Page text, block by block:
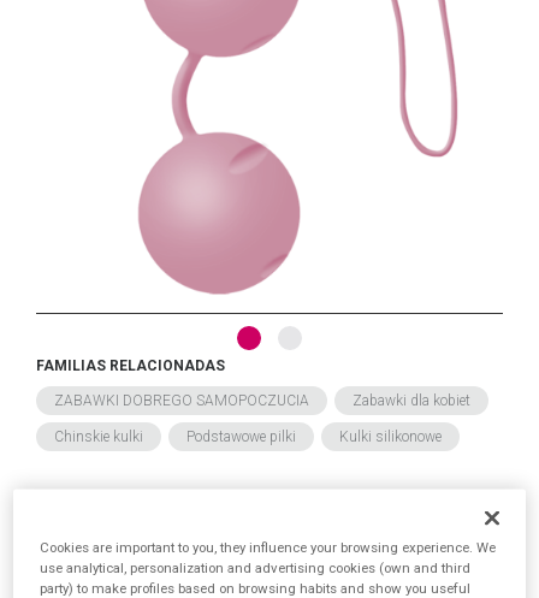
FAMILIAS RELACIONADAS
ZABAWKI DOBREGO SAMOPOCZUCIA Zabawki dla kobiet
Chinskie kulki Podstawowe pilki Kulki silikonowe
Cookies are important to you, they influence your browsing experience. We
use analytical, personalization and advertising cookies (own and third
party) to make profiles based on browsing habits and show you useful